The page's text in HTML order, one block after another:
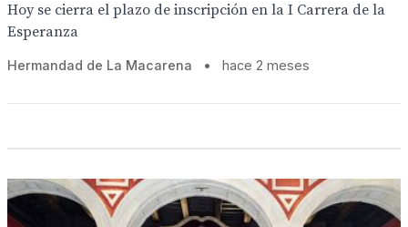
Hoy se cierra el plazo de inscripción en la I Carrera de la
Esperanza
Hermandad de La Macarena • hace 2 meses